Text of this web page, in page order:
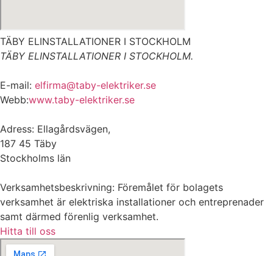
TÄBY ELINSTALLATIONER I STOCKHOLM
TÄBY ELINSTALLATIONER I STOCKHOLM.
E-mail: elfirma@taby-elektriker.se
Webb:www.taby-elektriker.se
Adress: Ellagårdsvägen,
187 45 Täby
Stockholms län
Verksamhetsbeskrivning: Föremålet för bolagets
verksamhet är elektriska installationer och entreprenader
samt därmed förenlig verksamhet.
Hitta till oss